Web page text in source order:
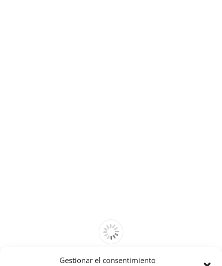
Gestionar el consentimiento
Cannot access file!